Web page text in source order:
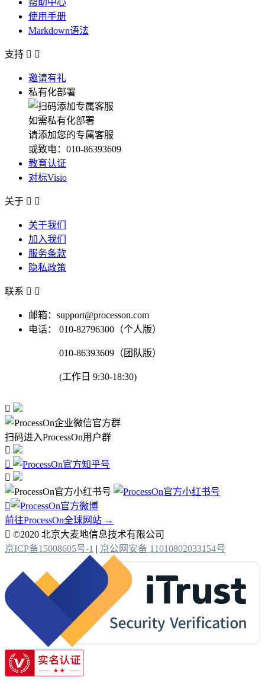
帮助中心
使用手册
Markdown语法
支持  
邀请有礼
私有化部署
如需私有化部署
请添加您的专属客服
或致电：010-86393609
教育认证
对标Visio
关于  
关于我们
加入我们
服务条款
隐私政策
联系  
邮箱：support@processon.com
电话：
010-82796300（个人版）
010-86393609（团队版）
(工作日 9:30-18:30)

扫码进入ProcessOn用户群




前往ProcessOn全球网站 →
 ©2020 北京大麦地信息技术有限公司
京ICP备15008605号-1 | 京公网安备 11010802033154号